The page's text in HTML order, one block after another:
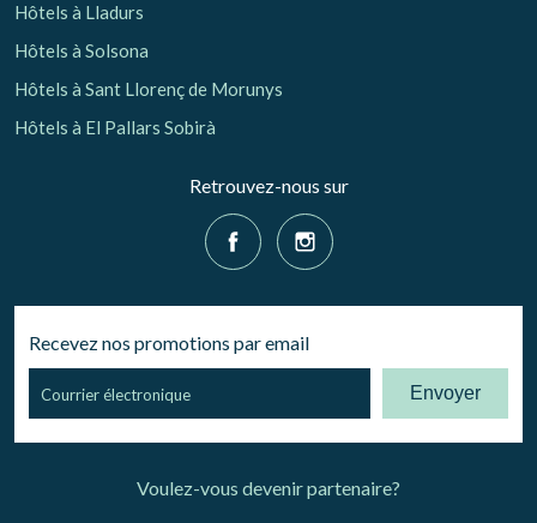
Hôtels à Lladurs
Hôtels à Solsona
Hôtels à Sant Llorenç de Morunys
Hôtels à El Pallars Sobirà
Retrouvez-nous sur
Recevez nos promotions par email
Envoyer
Voulez-vous devenir partenaire?